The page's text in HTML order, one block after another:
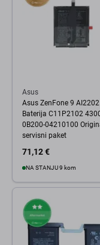
Asus
Asus ZenFone 9 AI2202
Baterija C11P2102
0B200-04210100
servisni paket
71,12 €
NA STANJU 9 kom